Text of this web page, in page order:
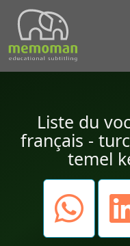
Liste du
français -
temel